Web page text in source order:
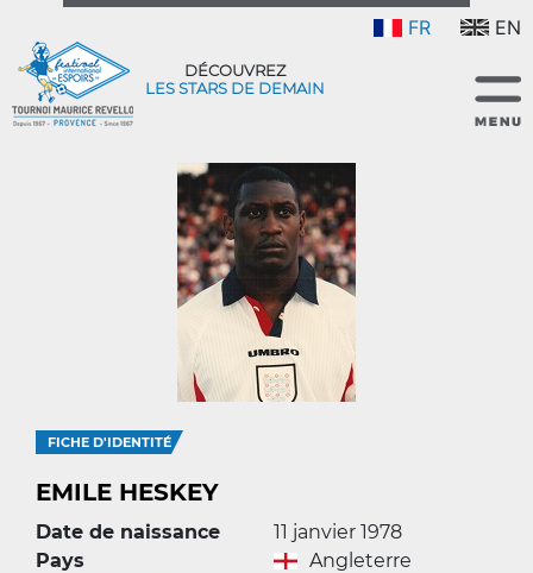
FR EN
DÉCOUVREZ
LES STARS DE DEMAIN
FICHE D'IDENTITÉ
EMILE HESKEY
Date de naissance
11 janvier 1978
Pays
Angleterre